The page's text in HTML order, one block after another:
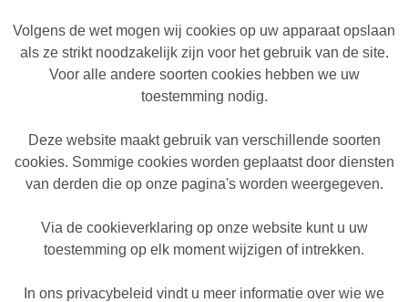
Volgens de wet mogen wij cookies op uw apparaat opslaan
als ze strikt noodzakelijk zijn voor het gebruik van de site.
Voor alle andere soorten cookies hebben we uw
toestemming nodig.
Deze website maakt gebruik van verschillende soorten
cookies. Sommige cookies worden geplaatst door diensten
van derden die op onze pagina's worden weergegeven.
Via de cookieverklaring op onze website kunt u uw
toestemming op elk moment wijzigen of intrekken.
In ons privacybeleid vindt u meer informatie over wie we